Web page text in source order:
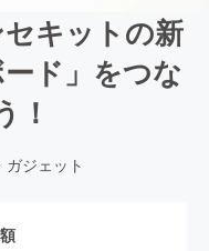
キットの新
ド」をつな
！
ジェット